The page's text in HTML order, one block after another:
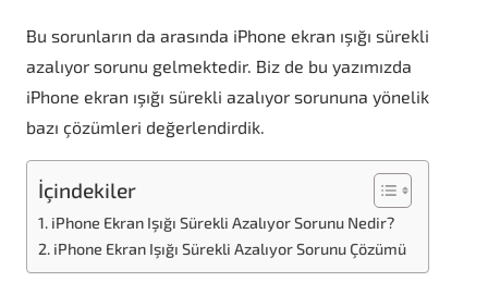
Bu sorunların da arasında iPhone ekran ışığı sürekli
azalıyor sorunu gelmektedir. Biz de bu yazımızda
iPhone ekran ışığı sürekli azalıyor sorununa yönelik
bazı çözümleri değerlendirdik.
İçindekiler
iPhone Ekran Işığı Sürekli Azalıyor Sorunu Nedir?
iPhone Ekran Işığı Sürekli Azalıyor Sorunu Çözümü